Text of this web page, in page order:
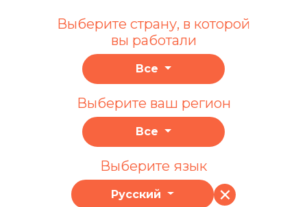
Выберите страну, в которой
вы работали
Все
Выберите ваш регион
Все
Выберите язык
Русский